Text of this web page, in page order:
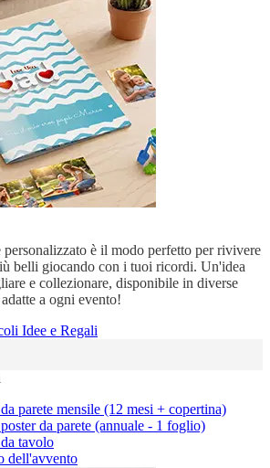
è il modo perfetto per rivivere
belli giocando con i tuoi ricordi. Un'idea
e collezionare, disponibile in diverse
a ogni evento!
Idee e Regali
parete mensile (12 mesi + copertina)
da parete (annuale - 1 foglio)
tavolo
dell'avvento